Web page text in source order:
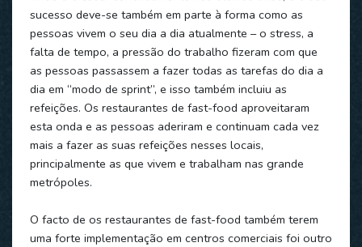
sucesso deve-se também em parte à forma como as
pessoas vivem o seu dia a dia atualmente – o stress, a
falta de tempo, a pressão do trabalho fizeram com que
as pessoas passassem a fazer todas as tarefas do dia a
dia em “modo de sprint”, e isso também incluiu as
refeições. Os restaurantes de fast-food aproveitaram
esta onda e as pessoas aderiram e continuam cada vez
mais a fazer as suas refeições nesses locais,
principalmente as que vivem e trabalham nas grande
metrópoles.
O facto de os restaurantes de fast-food também terem
uma forte implementação em centros comerciais foi outro